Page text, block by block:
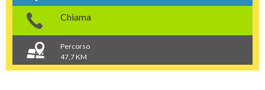
Chiama
Percorso
47,7 KM